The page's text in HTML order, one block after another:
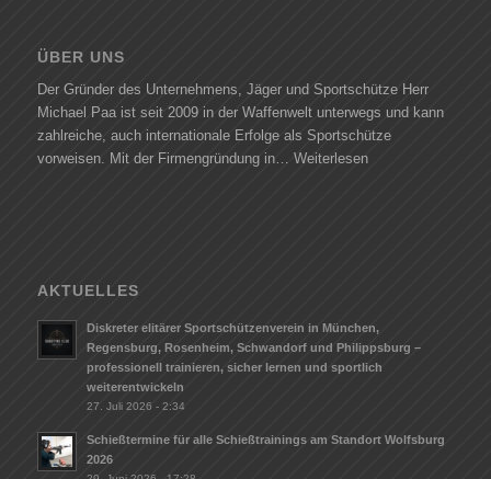
ÜBER UNS
Der Gründer des Unternehmens, Jäger und Sportschütze Herr
Michael Paa ist seit 2009 in der Waffenwelt unterwegs und kann
zahlreiche, auch internationale Erfolge als Sportschütze
vorweisen. Mit der Firmengründung in… Weiterlesen
AKTUELLES
Diskreter elitärer Sportschützenverein in München,
Regensburg, Rosenheim, Schwandorf und Philippsburg –
professionell trainieren, sicher lernen und sportlich
weiterentwickeln
27. Juli 2026 - 2:34
Schießtermine für alle Schießtrainings am Standort Wolfsburg
2026